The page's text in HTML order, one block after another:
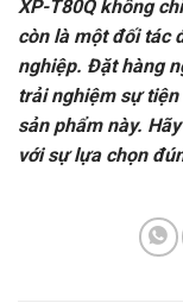
XP-T80Q không
còn là một đối tác
nghiệp. Đặt hàng
trải nghiệm sự
sản phẩm này.
với sự lựa chọn